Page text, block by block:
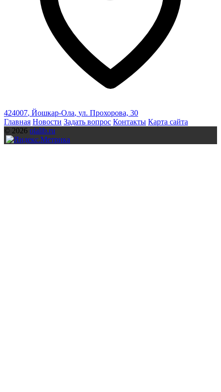
424007, Йошкар-Ола, ул. Прохорова, 30
Главная Новости Задать вопрос Контакты Карта сайта
© 2026 olalib.ru